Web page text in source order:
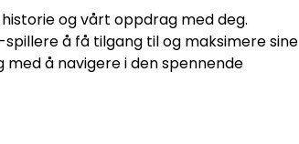
og vårt oppdrag med deg.
å få tilgang til og maksimere sine
å navigere i den spennende